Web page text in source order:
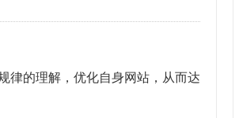
律的理解，优化自身网站，从而达